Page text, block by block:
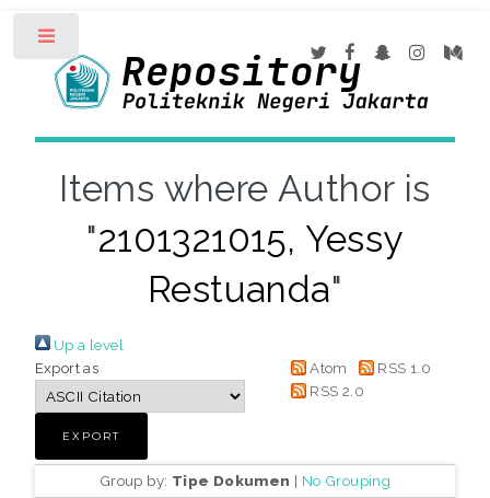
Items where Author is
"2101321015, Yessy
Restuanda"
Up a level
Export as
Atom
RSS 1.0
RSS 2.0
Group by: Tipe Dokumen | No Grouping